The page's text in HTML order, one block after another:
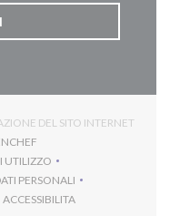
DEL SITO INTERNET
((APRE UNA NUOVA
FINESTRA))
UTILIZZO
((APRE UNA NUOVA FINESTRA))
PERSONALI
NUOVA FINESTRA))
FINESTRA))
ACCESSIBILITA
((APRE UNA NUOVA